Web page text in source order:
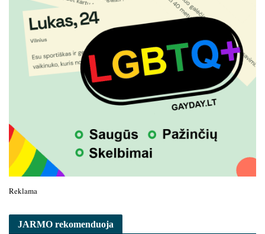
Reklama
JARMO rekomenduoja